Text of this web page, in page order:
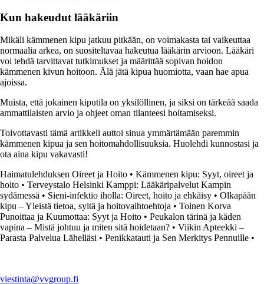
Kun hakeudut lääkäriin
Mikäli kämmenen kipu jatkuu pitkään, on voimakasta tai vaikeuttaa
normaalia arkea, on suositeltavaa hakeutua lääkärin arvioon. Lääkäri
voi tehdä tarvittavat tutkimukset ja määrittää sopivan hoidon
kämmenen kivun hoitoon. Älä jätä kipua huomiotta, vaan hae apua
ajoissa.
Muista, että jokainen kiputila on yksilöllinen, ja siksi on tärkeää saada
ammattilaisten arvio ja ohjeet oman tilanteesi hoitamiseksi.
Toivottavasti tämä artikkeli auttoi sinua ymmärtämään paremmin
kämmenen kipua ja sen hoitomahdollisuuksia. Huolehdi kunnostasi ja
ota aina kipu vakavasti!
Haimatulehduksen Oireet ja Hoito • Kämmenen kipu: Syyt, oireet ja
hoito • Terveystalo Helsinki Kamppi: Lääkäripalvelut Kampin
sydämessä • Sieni-infektio iholla: Oireet, hoito ja ehkäisy • Olkapään
kipu – Yleistä tietoa, syitä ja hoitovaihtoehtoja • Toinen Korva
Punoittaa ja Kuumottaa: Syyt ja Hoito • Peukalon tärinä ja käden
vapina – Mistä johtuu ja miten sitä hoidetaan? • Viikin Apteekki –
Parasta Palvelua Lähelläsi • Penikkatauti ja Sen Merkitys Pennuille •
viestinta@vvgroup.fi